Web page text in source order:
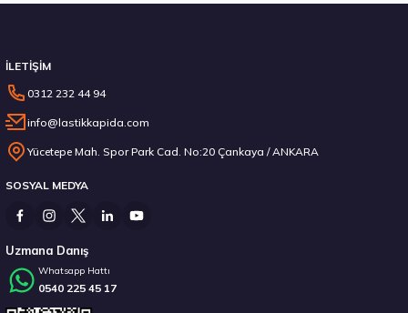
6.792,50 ₺
Stokta 12 Adet
İLETİŞİM
0312 232 44 94
info@lastikkapida.com
Yücetepe Mah. Spor Park Cad. No:20 Çankaya / ANKARA
SOSYAL MEDYA
Uzmana Danış
Whatsapp Hattı
0540 225 45 17